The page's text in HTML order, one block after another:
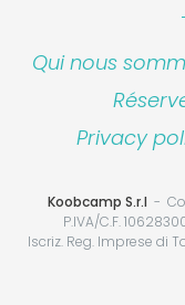
Qui nous
Privacy
Koobcamp S.r.l
P.IVA/C.F.
Iscriz. Reg. Imprese di